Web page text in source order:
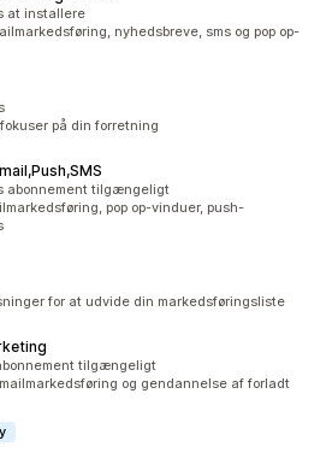
altat installere
nyhedsbreve, sms og pop op-
på din forretning
abonnement tilgængeligt
pop op-vinduer, push-
for at udvide din markedsføringsliste
tilgængeligt
og gendannelse af forladt